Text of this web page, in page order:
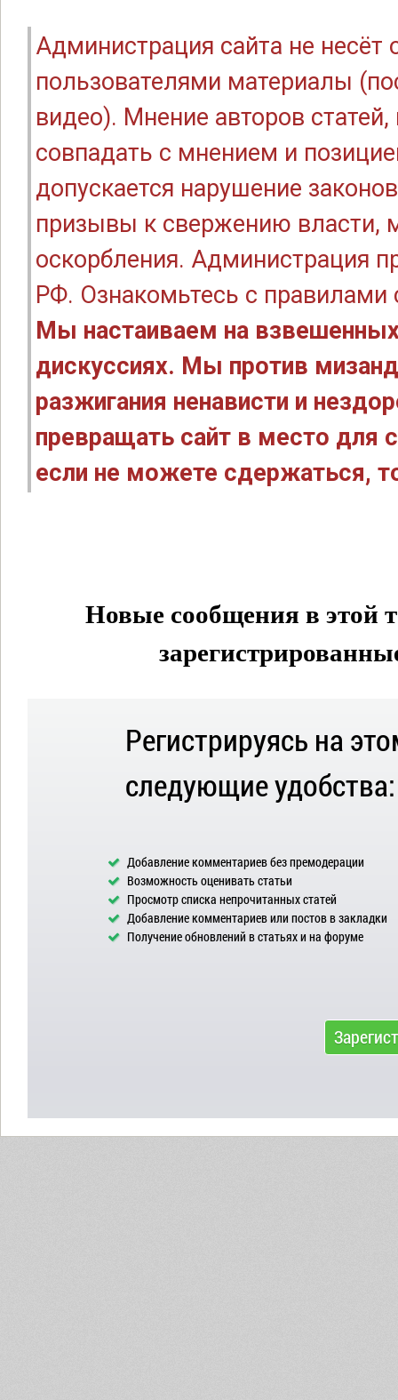
Администрация сайта не
пользователями материалы
видео). Мнение авторов
совпадать с мнением и
допускается нарушение
призывы к свержению власти,
оскорбления. Администрация
РФ. Ознакомьтесь с правилами
Мы настаиваем на
дискуссиях. Мы против
разжигания ненависти и
превращать сайт в место для
если не можете сдержаться,
Новые сообщения в этой
Регистрируясь на
следующие удобства:
Добавление комментариев без премодерации
Возможность оценивать статьи
Просмотр списка непрочитанных статей
Добавление комментариев или постов в закладки
Получение обновлений в статьях и на форуме